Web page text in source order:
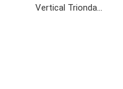
Vertical Trionda